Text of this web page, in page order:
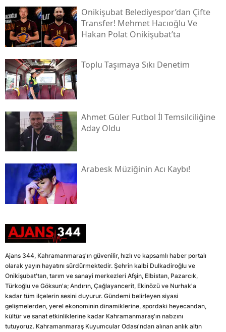
Onikişubat Belediyespor’dan Çifte
Transfer! Mehmet Hacıoğlu Ve
Hakan Polat Onikişubat’ta
Toplu Taşımaya Sıkı Denetim
Ahmet Güler Futbol İl Temsilciliğine
Aday Oldu
Arabesk Müziğinin Acı Kaybı!
Ajans 344, Kahramanmaraş'ın güvenilir, hızlı ve kapsamlı haber portalı
olarak yayın hayatını sürdürmektedir. Şehrin kalbi Dulkadiroğlu ve
Onikişubat'tan, tarım ve sanayi merkezleri Afşin, Elbistan, Pazarcık,
Türkoğlu ve Göksun'a; Andırın, Çağlayancerit, Ekinözü ve Nurhak'a
kadar tüm ilçelerin sesini duyurur. Gündemi belirleyen siyasi
gelişmelerden, yerel ekonominin dinamiklerine, spordaki heyecandan,
kültür ve sanat etkinliklerine kadar Kahramanmaraş'ın nabzını
tutuyoruz. Kahramanmaraş Kuyumcular Odası'ndan alınan anlık altın